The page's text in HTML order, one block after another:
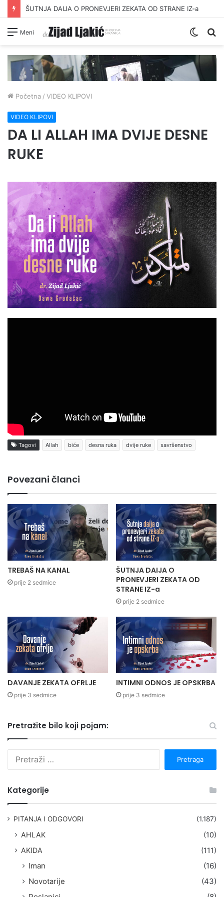
ŠUTNJA DAIJA O PRONEVJERI ZEKATA OD STRANE IZ-a
Meni
Switch
Početna / VIDEO KLIPOVI
VIDEO KLIPOVI
DA LI ALLAH IMA DVIJE DESNE
RUKE
Tagovi Allah biće desna ruka dvije ruke savršenstvo
Povezani članci
TREBAŠ NA KANAL
prije 2 sedmice
ŠUTNJA DAIJA O
PRONEVJERI ZEKATA OD
STRANE IZ-a
prije 2 sedmice
DAVANJE ZEKATA OFRLJE
prije 3 sedmice
INTIMNI ODNOS JE OPSKRBA
prije 3 sedmice
Pretražite bilo koji pojam:
Kategorije
PITANJA I ODGOVORI (1.187)
AHLAK
(10)
AKIDA
(111)
Iman
(16)
Novotarije
(43)